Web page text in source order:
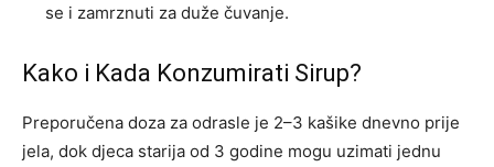
se i zamrznuti za duže čuvanje.
Kako i Kada Konzumirati Sirup?
Preporučena doza za odrasle je 2–3 kašike dnevno prije
jela, dok djeca starija od 3 godine mogu uzimati jednu